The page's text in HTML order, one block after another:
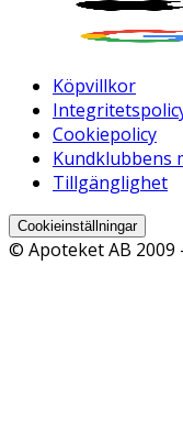
Köpvillkor
Cookiepolicy
Kundklubbens
Tillgänglighet
Cookieinställningar
© Apoteket AB 2009